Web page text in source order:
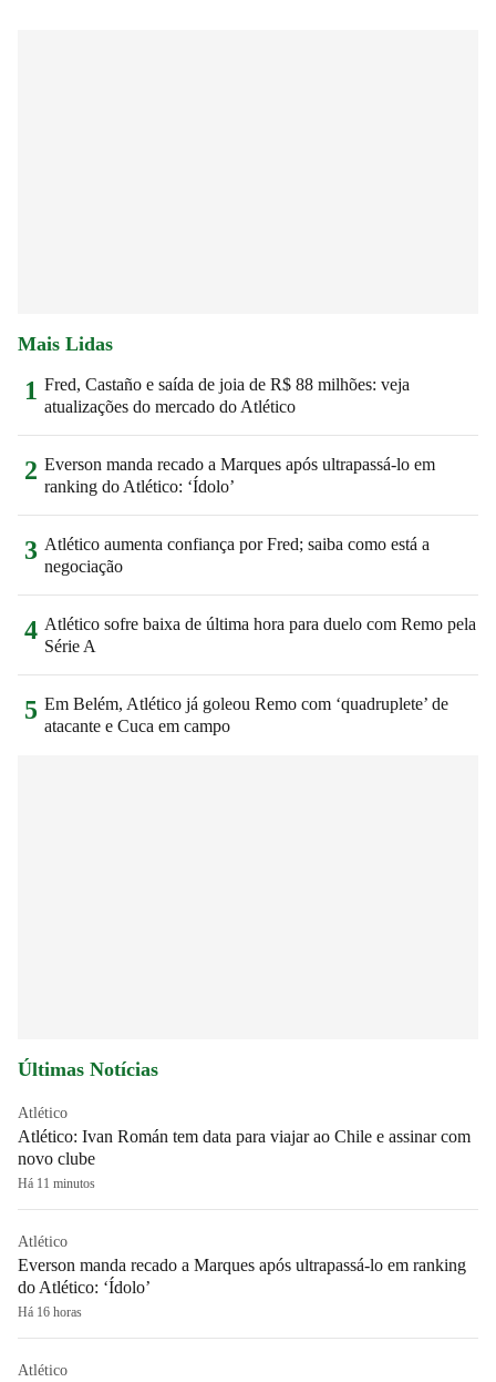
Mais Lidas
1 Fred, Castaño e saída de joia de R$ 88 milhões: veja
atualizações do mercado do Atlético
2 Everson manda recado a Marques após ultrapassá-lo em
ranking do Atlético: ‘Ídolo’
3 Atlético aumenta confiança por Fred; saiba como está a
negociação
4 Atlético sofre baixa de última hora para duelo com Remo pela
Série A
5 Em Belém, Atlético já goleou Remo com ‘quadruplete’ de
atacante e Cuca em campo
Últimas Notícias
Atlético
Atlético: Ivan Román tem data para viajar ao Chile e assinar com
novo clube
Há 11 minutos
Atlético
Everson manda recado a Marques após ultrapassá-lo em ranking
do Atlético: ‘Ídolo’
Há 16 horas
Atlético